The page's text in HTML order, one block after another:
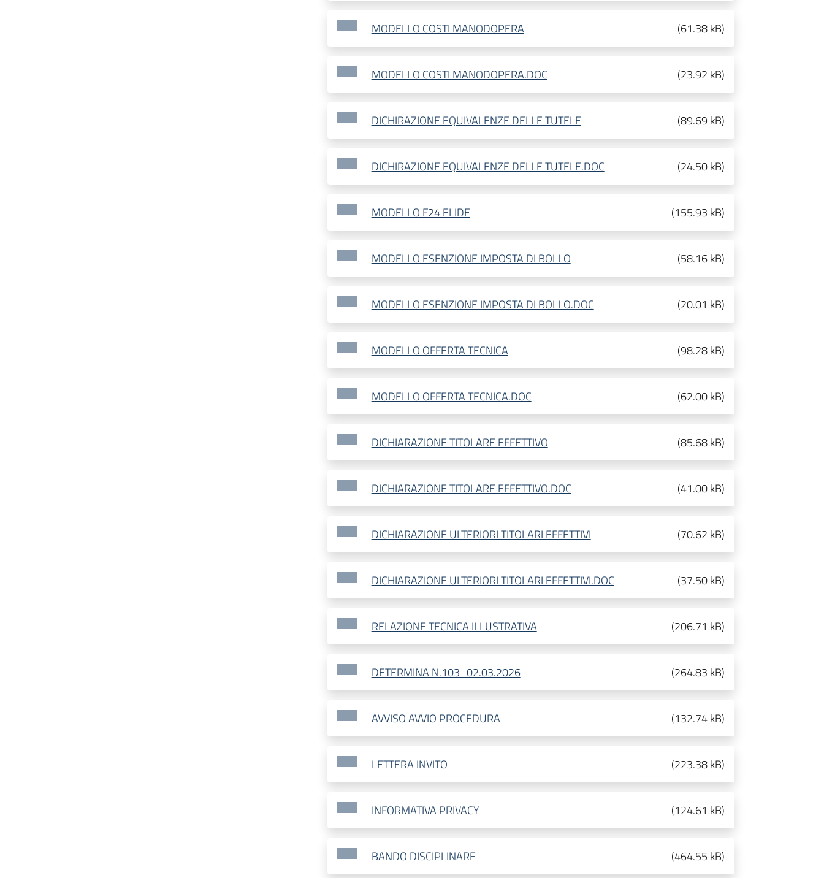
MODELLO COSTI MANODOPERA (61.38 kB)
MODELLO COSTI MANODOPERA.DOC (23.92 kB)
DICHIRAZIONE EQUIVALENZE DELLE TUTELE (89.69 kB)
DICHIRAZIONE EQUIVALENZE DELLE TUTELE.DOC (24.50 kB)
MODELLO F24 ELIDE (155.93 kB)
MODELLO ESENZIONE IMPOSTA DI BOLLO (58.16 kB)
MODELLO ESENZIONE IMPOSTA DI BOLLO.DOC (20.01 kB)
MODELLO OFFERTA TECNICA (98.28 kB)
MODELLO OFFERTA TECNICA.DOC (62.00 kB)
DICHIARAZIONE TITOLARE EFFETTIVO (85.68 kB)
DICHIARAZIONE TITOLARE EFFETTIVO.DOC (41.00 kB)
DICHIARAZIONE ULTERIORI TITOLARI EFFETTIVI (70.62 kB)
DICHIARAZIONE ULTERIORI TITOLARI EFFETTIVI.DOC (37.50 kB)
RELAZIONE TECNICA ILLUSTRATIVA (206.71 kB)
DETERMINA N.103_02.03.2026 (264.83 kB)
AVVISO AVVIO PROCEDURA (132.74 kB)
LETTERA INVITO (223.38 kB)
INFORMATIVA PRIVACY (124.61 kB)
BANDO DISCIPLINARE (464.55 kB)